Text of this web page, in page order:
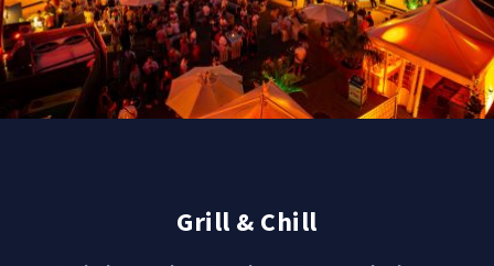
Grill & Chill